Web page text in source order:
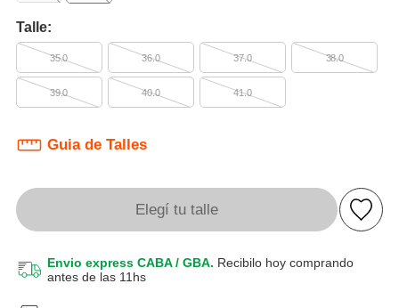
Talle:
35.0 36.0 37.0 38.0
39.0 40.0 41.0
Guia de Talles
Elegí tu talle
Envio express CABA / GBA. Recibilo hoy comprando
antes de las 11hs